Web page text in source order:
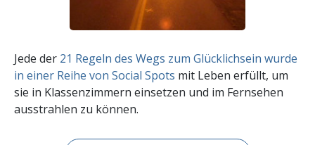
Jede der 21 Regeln des Wegs zum Glücklichsein wurde
in einer Reihe von Social Spots mit Leben erfüllt, um
sie in Klassenzimmern einsetzen und im Fernsehen
ausstrahlen zu können.